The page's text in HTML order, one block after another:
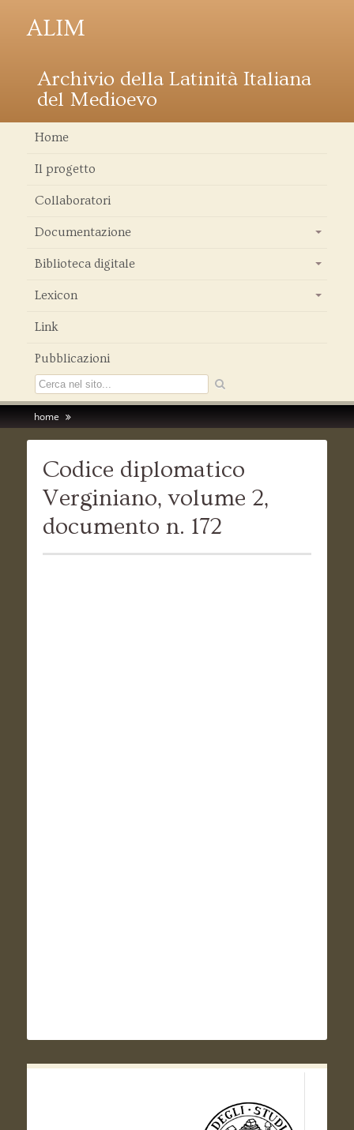
ALIM
Archivio della Latinità Italiana
del Medioevo
Home
Il progetto
Collaboratori
Documentazione
Biblioteca digitale
Lexicon
Link
Pubblicazioni
home
Codice diplomatico
Verginiano, volume 2,
documento n. 172